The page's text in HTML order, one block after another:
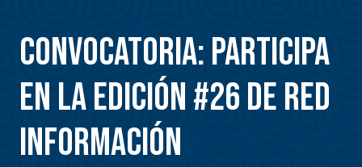
CONVOCATORIA: PARTICIPA
EN LA EDICIÓN #26 DE RED
INFORMACIÓN